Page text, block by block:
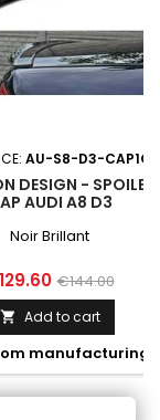
AU-S8-D3-CAP1G
DESIGN - SPOILER
AUDI A8 D3
Noir Brillant
Regular
price
€144.00
 Add to cart
manufacturing